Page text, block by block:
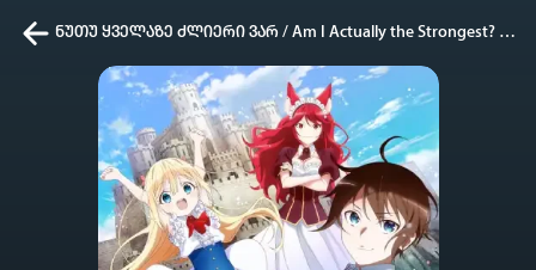
ნუთუ ყველაზე ძლიერი ვარ / Am I Actually the Strongest? / Jitsu wa Ore, Saikyou deshita?
კვირის ტოპ 3 მოძებნადი სიტყვა
one piece SOLO LEVELING my hero academia